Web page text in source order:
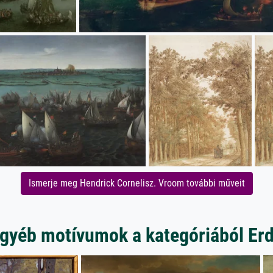
Ismerje meg Hendrick Cornelisz. Vroom további műveit
motívumok a kategóriából